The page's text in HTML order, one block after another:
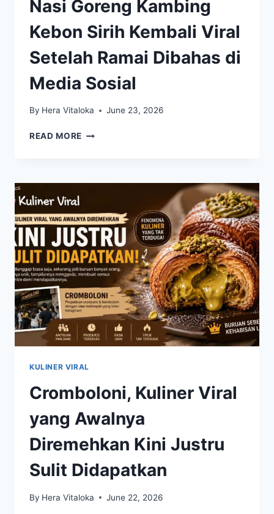
Nasi Goreng Kambing
Kebon Sirih Kembali Viral
Setelah Ramai Dibahas di
Media Sosial
By Hera Vitaloka June 23, 2026
READ MORE NASI
SIRIH
SETELAH
RAMAI
DIBAHAS
DI
MEDIA
SOSIAL
KULINER VIRAL
Cromboloni, Kuliner Viral
yang Awalnya
Diremehkan Kini Justru
Sulit Didapatkan
By Hera Vitaloka June 22, 2026